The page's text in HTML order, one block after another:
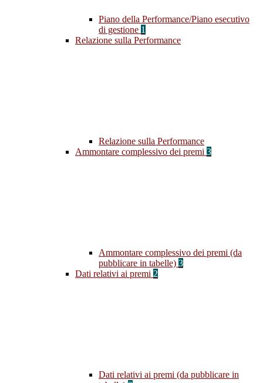
Piano della Performance/Piano esecutivo
di gestione 1
Relazione sulla Performance
Relazione sulla Performance
Ammontare complessivo dei premi 3
Ammontare complessivo dei premi (da
pubblicare in tabelle) 3
Dati relativi ai premi 2
Dati relativi ai premi (da pubblicare in